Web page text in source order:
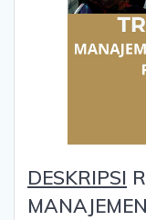
DESKRIPSI